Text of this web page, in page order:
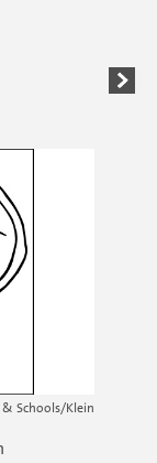
& Schools/Klein